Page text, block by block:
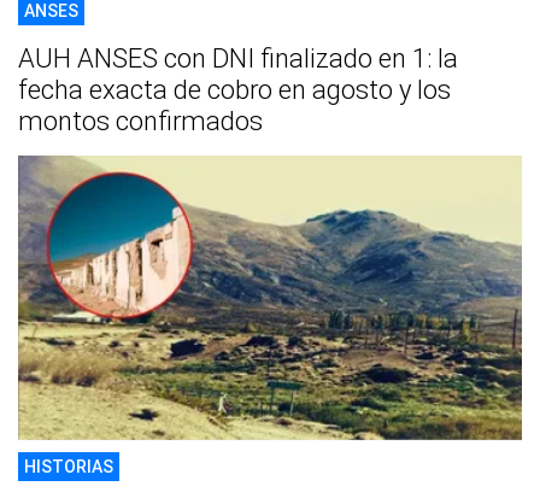
ANSES
AUH ANSES con DNI finalizado en 1: la
fecha exacta de cobro en agosto y los
montos confirmados
HISTORIAS